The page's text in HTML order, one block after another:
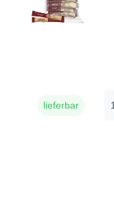
lieferbar